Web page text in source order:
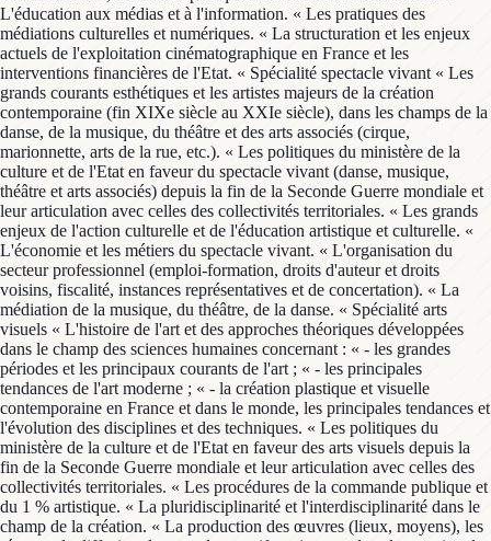
L'éducation aux médias et à l'information. « Les pratiques des
médiations culturelles et numériques. « La structuration et les enjeux
actuels de l'exploitation cinématographique en France et les
interventions financières de l'Etat. « Spécialité spectacle vivant « Les
grands courants esthétiques et les artistes majeurs de la création
contemporaine (fin XIXe siècle au XXIe siècle), dans les champs de la
danse, de la musique, du théâtre et des arts associés (cirque,
marionnette, arts de la rue, etc.). « Les politiques du ministère de la
culture et de l'Etat en faveur du spectacle vivant (danse, musique,
théâtre et arts associés) depuis la fin de la Seconde Guerre mondiale et
leur articulation avec celles des collectivités territoriales. « Les grands
enjeux de l'action culturelle et de l'éducation artistique et culturelle. «
L'économie et les métiers du spectacle vivant. « L'organisation du
secteur professionnel (emploi-formation, droits d'auteur et droits
voisins, fiscalité, instances représentatives et de concertation). « La
médiation de la musique, du théâtre, de la danse. « Spécialité arts
visuels « L'histoire de l'art et des approches théoriques développées
dans le champ des sciences humaines concernant : « - les grandes
périodes et les principaux courants de l'art ; « - les principales
tendances de l'art moderne ; « - la création plastique et visuelle
contemporaine en France et dans le monde, les principales tendances et
l'évolution des disciplines et des techniques. « Les politiques du
ministère de la culture et de l'Etat en faveur des arts visuels depuis la
fin de la Seconde Guerre mondiale et leur articulation avec celles des
collectivités territoriales. « Les procédures de la commande publique et
du 1 % artistique. « La pluridisciplinarité et l'interdisciplinarité dans le
champ de la création. « La production des œuvres (lieux, moyens), les